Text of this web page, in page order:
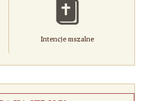
Intencje mszalne